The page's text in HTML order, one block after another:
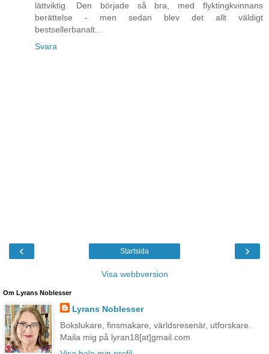
lättviktig. Den började så bra, med flyktingkvinnans
berättelse - men sedan blev det allt väldigt
bestsellerbanalt...
Svara
‹ ›
Startsida
Visa webbversion
Om Lyrans Noblesser
Lyrans Noblesser
Bokslukare, finsmakare, världsresenär, utforskare.
Maila mig på lyran18[at]gmail.com